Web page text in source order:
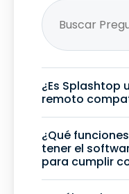
¿Es Splashtop
remoto
¿Qué
tener el
para cumplir